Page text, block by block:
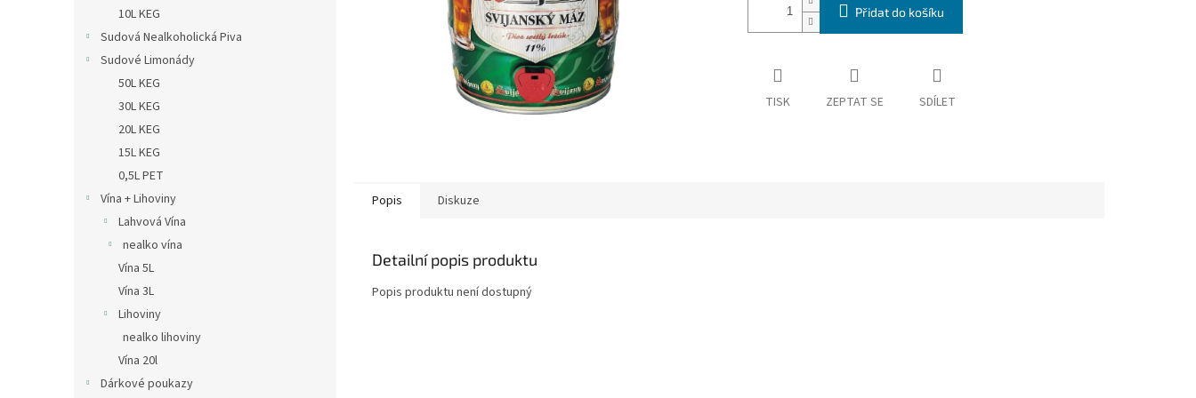
10L KEG
Sudová Nealkoholická Piva
Sudové Limonády
50L KEG
30L KEG
20L KEG
15L KEG
0,5L PET
Vína + Lihoviny
Lahvová Vína
nealko vína
Vína 5L
Vína 3L
Lihoviny
nealko lihoviny
Vína 20l
Dárkové poukazy
Přidat do košíku
TISK ZEPTAT SE SDÍLET
Popis Diskuze
Detailní popis produktu
Popis produktu není dostupný